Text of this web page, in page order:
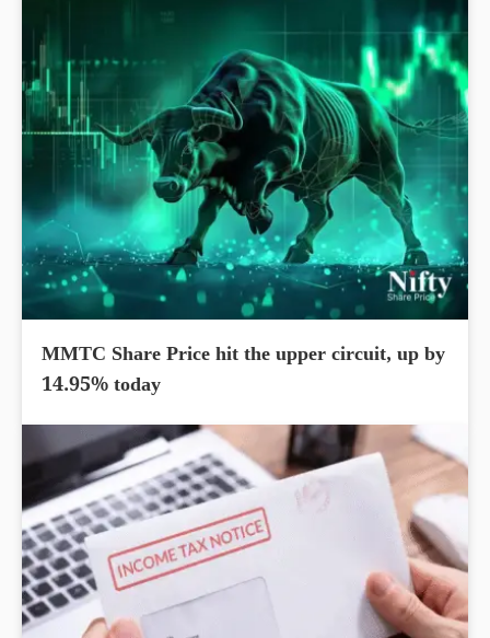
MMTC Share Price hit the upper circuit, up by
14.95% today